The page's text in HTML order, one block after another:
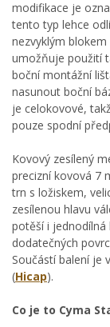
modifikace je
tento typ lehce
nezvyklým
umožňuje použití
boční montážní
nasunout boční
je celokovové,
pouze spodní
Kovový zesílený
precizní kovová 7
trn s ložiskem,
zesílenou hlavu
potěší i jednodílná
dodatečných
Součástí balení je
(Hicap).
Co je to Cyma